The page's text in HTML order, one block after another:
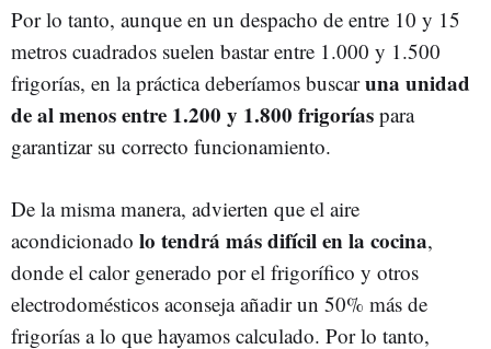
Por lo tanto, aunque en un despacho de entre 10 y 15
metros cuadrados suelen bastar entre 1.000 y 1.500
frigorías, en la práctica deberíamos buscaruna unidad
de al menos entre 1.200 y 1.800 frigorías para
garantizar su correcto funcionamiento.
De la misma manera, advierten que el aire
acondicionado lo tendrá más difícil en la cocina,
donde el calor generado por el frigorífico y otros
electrodomésticos aconseja añadir un 50% más de
frigorías a lo que hayamos calculado. Por lo tanto,